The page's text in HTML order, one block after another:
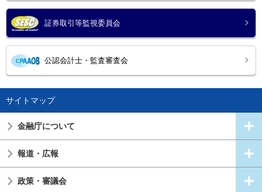
証券取引等監視委員会
公認会計士・監査審査会
サイトマップ
金融庁について
報道・広報
政策・審議会